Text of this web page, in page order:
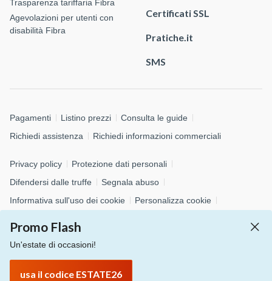
Promo Flash
Un'estate di occasioni!
usa il codice ESTATE26
Trasparenza tariffaria Fibra
Agevolazioni per utenti con
disabilità Fibra
Certificati SSL
Pratiche.it
SMS
Pagamenti Listino prezzi
Consulta le guide
Richiedi assistenza
Richiedi informazioni commerciali
Privacy policy
Protezione dati personali
Difendersi dalle truffe
Segnala abuso
Informativa sull'uso dei cookie
Personalizza cookie
© 2026 Aruba S.p.A. - via San Clemente, 53 - 24036 Ponte San
Pietro (BG)
P.IVA 01573850516 - C.F. 04552920482 - C.S. € 4.000.000,00 i.v.